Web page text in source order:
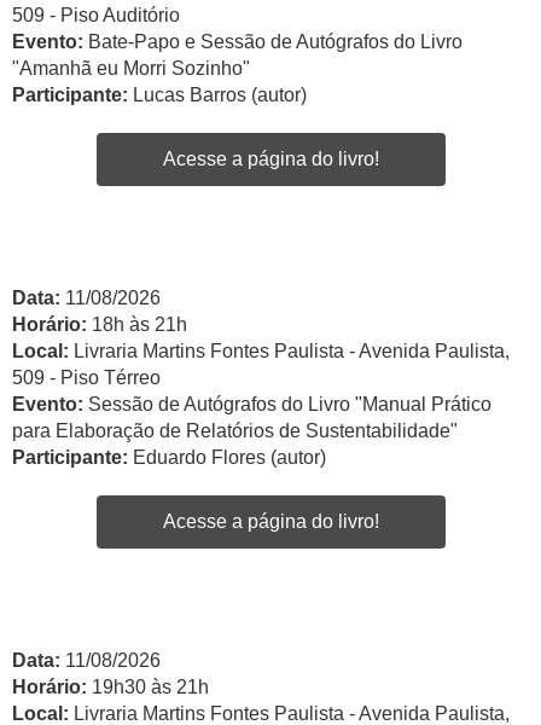
509 - Piso Auditório
Evento: Bate-Papo e Sessão de Autógrafos do Livro
"Amanhã eu Morri Sozinho"
Participante: Lucas Barros (autor)
Acesse a página do livro!
Data: 11/08/2026
Horário: 18h às 21h
Local: Livraria Martins Fontes Paulista - Avenida Paulista,
509 - Piso Térreo
Evento: Sessão de Autógrafos do Livro "Manual Prático
para Elaboração de Relatórios de Sustentabilidade"
Participante: Eduardo Flores (autor)
Acesse a página do livro!
Data: 11/08/2026
Horário: 19h30 às 21h
Local: Livraria Martins Fontes Paulista - Avenida Paulista,